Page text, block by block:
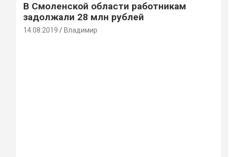
В Смоленской области работникам
задолжали 28 млн рублей
14.08.2019 Владимир